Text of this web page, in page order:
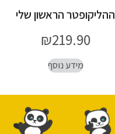
ההליקופטר הראשון שלי
₪219.90
מידע נוסף